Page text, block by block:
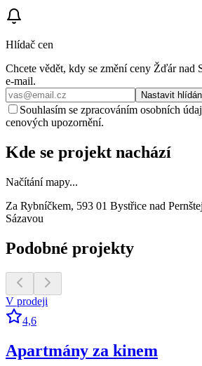
Hlídač cen
Chcete vědět, kdy se změní ceny Žďár nad
e‑mail.
Nastavit
Souhlasím se zpracováním osobních
cenových upozornění.
Kde se projekt nachází
Načítání mapy...
Za Rybníčkem, 593 01 Bystřice nad
Sázavou
Podobné projekty
V prodeji
4,6
Apartmány za kinem